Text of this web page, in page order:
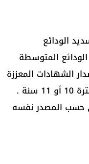
الودائع
المتوسطة
من مسؤولية تسديد إصدار الشهادات المعززة
بأصول". ما أثار اعتراض المصارف أيضًا كون مصرف لبنان سيسدّد تلك الأموال على فترة 10 أو 11 سنة .
حسب المصدر نفسه